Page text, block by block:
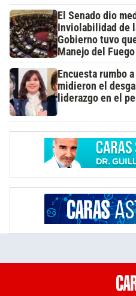
El Senado dio
Inviolabilidad de
Gobierno tuvo
Manejo del Fuego
Encuesta rumbo
midieron el
liderazgo en el